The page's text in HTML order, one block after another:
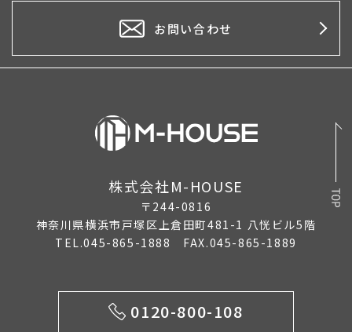
2026年2月
2026年1月
2025年11月
2025年9月
2025年8月
2025年7月
2025年5月
お問い合わせ
株式会社M-HOUSE
〒244-0816
神奈川県横浜市戸塚区上倉田町481-1 八恍ビル5階
TEL.045-865-1888 FAX.045-865-1889
0120-800-108